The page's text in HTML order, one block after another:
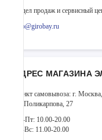
Отдел продаж и сервисный
info@girobay.ru
АДРЕС МАГАЗИНА
Пункт самовывоза: г. Москва,
ул. Поликарпова, 27
Пн-Пт: 10.00-20.00
Сб-Вс: 11.00-20.00